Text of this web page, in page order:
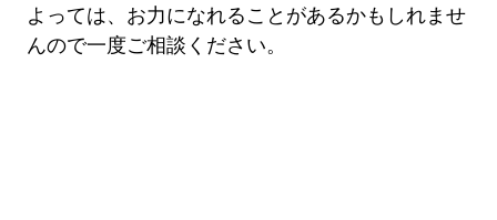
よっては、お力になれることがあるかもしれませ
んので一度ご相談ください。